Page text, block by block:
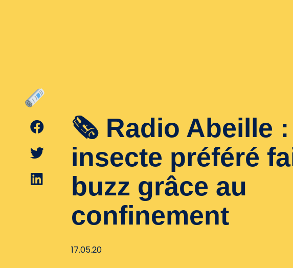
🗞 Radio Abeille
insecte préféré
buzz grâce au
confinement
17.05.20